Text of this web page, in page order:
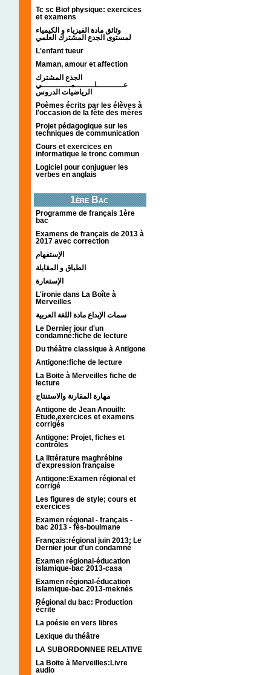
Tc sc Biof physique: exercices
et examens
وثائق مادة الفيزياء و الكيمياء
L'enfant tueur
Maman, amour et affection
الجذع المشترك
عـــــــــــلــــــــمــــــــــــي
الرياضيات الدروس
Poèmes écrits par les élèves à
l'occasion de la fête des mères
Projet pédagogique sur les
techniques de communication
Cours et exercices en
informatique le tronc commun
Logiciel pour conjuguer les
verbes en anglais
1ère Bac
Programme de français 1ère
bac
Examens de français de 2013 à
2017 avec correction
الإستفهام
الطباق و المقابلة
الإستعارة
L'ironie dans La Boîte à
Merveilles
سمات الإبداع مادة اللغة العربية
Le Dernier jour d'un
condamné:fiche de lecture
Du théâtre classique à Antigone
Antigone:fiche de lecture
La Boite à Merveilles fiche de
lecture
مهارة المقارنة والاستنتاج
Antigone de Jean Anouilh:
Etude,exercices et examens
corrigés
Antigone: Projet, fiches et
contrôles
La littérature maghrébine
d'expression française
Antigone:Examen régional et
corrigé
Les figures de style; cours et
exercices
Examen régional - français -
bac 2013 - fès-boulmane
Français:régional juin 2013; Le
Dernier jour d'un condamné
Examen régional-éducation
islamique-bac 2013-casa
Examen régional-éducation
islamique-bac 2013-meknès
Régional du bac: Production
écrite
La poésie en vers libres
Lexique du théâtre
LA SUBORDONNEE RELATIVE
La Boite à Merveilles:Livre
audio